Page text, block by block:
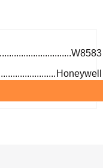
W8583
Honeywell